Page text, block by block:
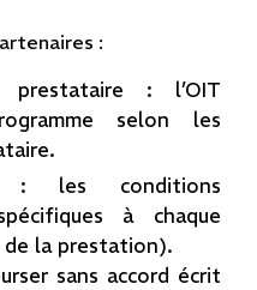
:
: l’OIT
selon les
: les conditions
à chaque
la prestation).
sans accord écrit